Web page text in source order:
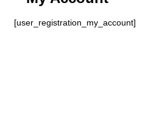
[user_registration_my_account]